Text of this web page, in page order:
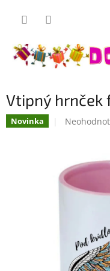
Vtipný hrnček
Novinka
Priemerné
0,0
z
5
Dobrý darček